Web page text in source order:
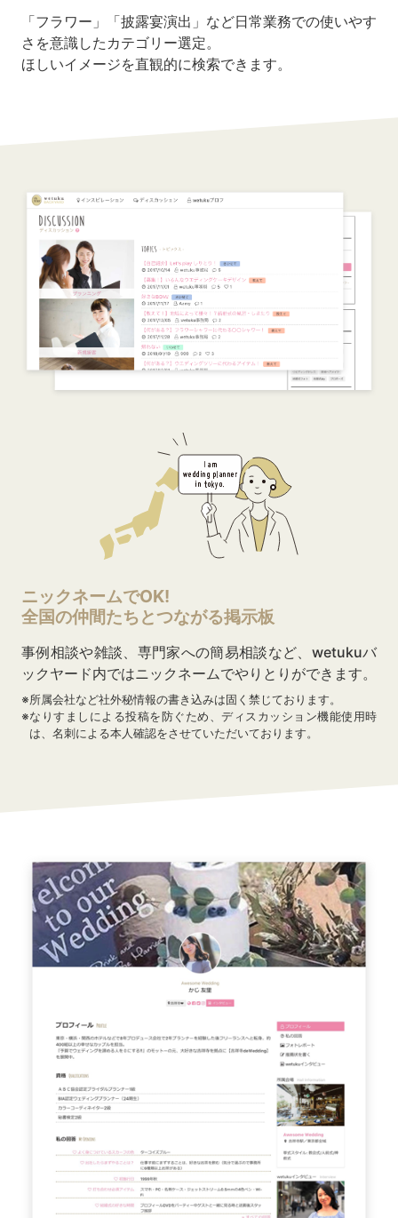
「フラワー」「披露宴演出」など日常業務での使いやす
さを意識したカテゴリー選定。
ほしいイメージを直観的に検索できます。
ニックネームでOK!
全国の仲間たちとつながる掲示板
事例相談や雑談、専門家への簡易相談など、wetukuバ
ックヤード内ではニックネームでやりとりができます。
※所属会社など社外秘情報の書き込みは固く禁じております。
※なりすましによる投稿を防ぐため、ディスカッション機能使用時
は、名刺による本人確認をさせていただいております。